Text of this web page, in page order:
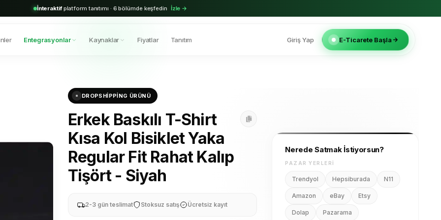
aktif bayi · Shopify & Trendyol entegrasyonu hazır Hemen başla →
Entegrasyonlar Kaynaklar Fiyatlar Tanıtım Giriş Yap E-Ticarete Başla
DROPSHIPPING ÜRÜNÜ
Erkek Baskılı T-Shirt
Kısa Kol Bisiklet Yaka
Regular Fit Rahat Kalıp
Tişört - Siyah
2-3 gün teslimat Stoksuz satış Ücretsiz kayıt
Nerede Satmak İstiyorsun?
PAZAR YERLERI
Trendyol Hepsiburada N11
Amazon eBay Etsy
Dolap Pazarama